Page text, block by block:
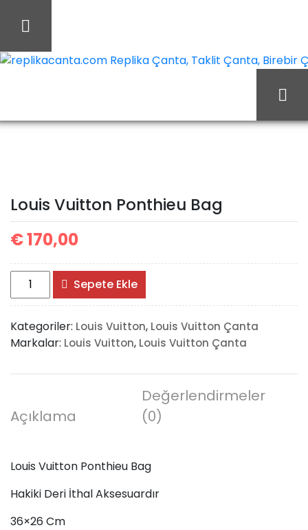
Bag
Louis Vuitton Ponthieu Bag
€170,00
Louis
Vuitton
Ponthieu
Bag
adet
Sepete Ekle
Kategoriler: Louis Vuitton, Louis Vuitton Çanta
Markalar: Louis Vuitton, Louis Vuitton Çanta
Açıklama
Değerlendirmeler
(0)
Louis Vuitton Ponthieu Bag
Hakiki Deri İthal Aksesuardır
36×26 Cm